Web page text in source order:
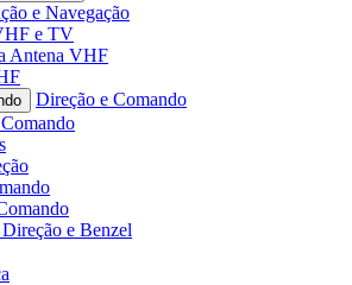
e Navegação
e TV
Antena VHF
Direção e Comando
e Benzel